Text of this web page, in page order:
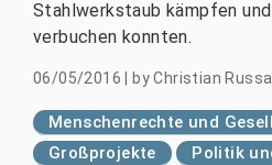
Stahlwerkstaub kämpfen
verbuchen konnten.
06/05/2016 byChristian
Menschenrechte und
Großprojekte
Politik